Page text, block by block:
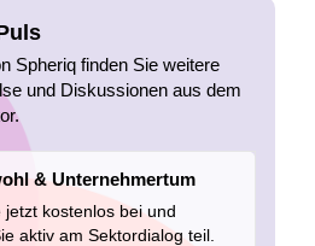
Spheriq finden Sie weitere
und Diskussionen aus dem
& Unternehmertum
jetzt kostenlos bei und
aktiv am Sektordialog teil.